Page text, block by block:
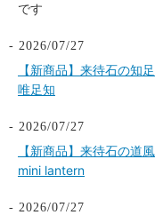
です
2026/07/27
【新商品】来待石の
唯足知
2026/07/27
【新商品】来待石の
mini lantern
2026/07/27